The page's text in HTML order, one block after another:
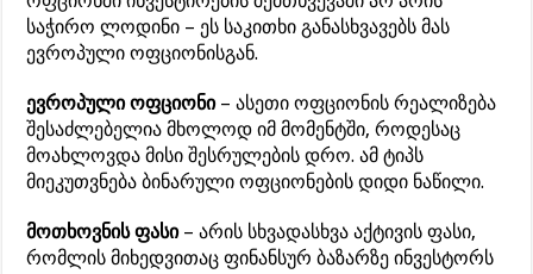
საჭირო ლოდინი – ეს საკითხი განასხვავებს მას
ევროპული ოფციონისგან.
ევროპული ოფციონი– ასეთი ოფციონის რეალიზება
შესაძლებელია მხოლოდ იმ მომენტში, როდესაც
მოახლოვდა მისი შესრულების დრო. ამ ტიპს
მიეკუთვნება ბინარული ოფციონების დიდი ნაწილი.
მოთხოვნის ფასი– არის სხვადასხვა აქტივის ფასი,
რომლის მიხედვითაც ფინანსურ ბაზარზე ინვესტორს